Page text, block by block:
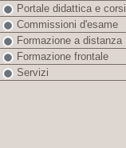
Portale didattica e corsi
Commissioni d'esame
Formazione a distanza
Formazione frontale
Servizi